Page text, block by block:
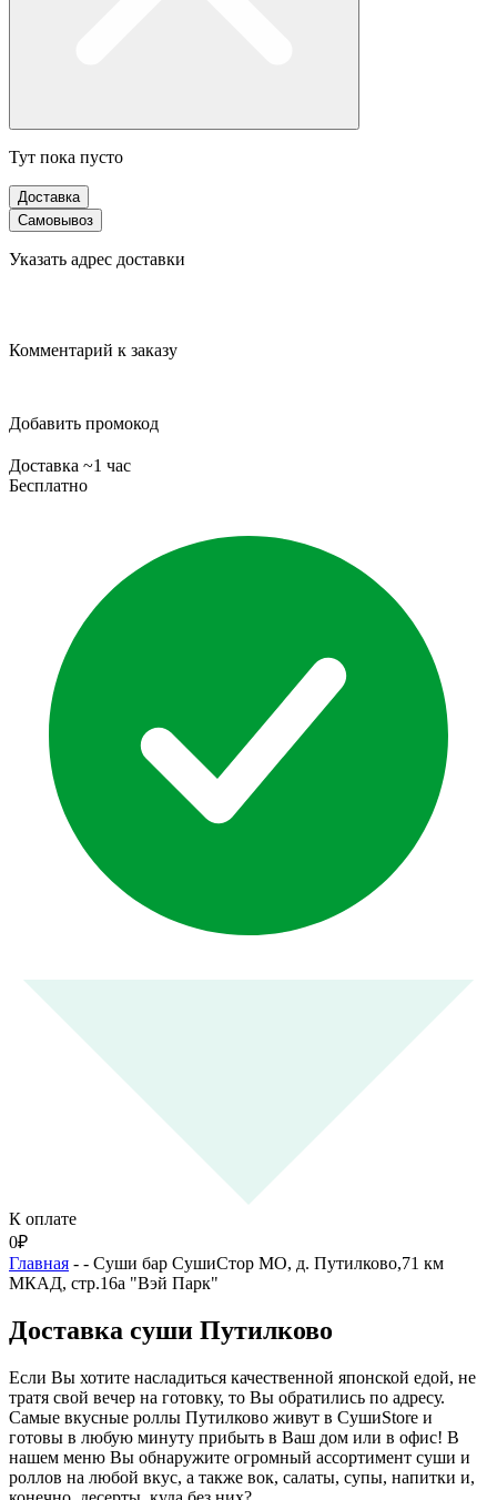
Тут пока пусто
Доставка
Самовывоз
Указать адрес доставки
Комментарий к заказу
Добавить промокод
Доставка ~1 час
Бесплатно
К оплате
0₽
Главная - - Суши бар СушиСтор МО, д. Путилково,71 км
МКАД, стр.16а "Вэй Парк"
Доставка суши Путилково
Если Вы хотите насладиться качественной японской едой, не
тратя свой вечер на готовку, то Вы обратились по адресу.
Самые вкусные роллы Путилково живут в СушиStore и
готовы в любую минуту прибыть в Ваш дом или в офис! В
нашем меню Вы обнаружите огромный ассортимент суши и
роллов на любой вкус, а также вок, салаты, супы, напитки и,